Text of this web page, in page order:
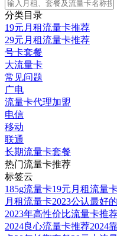
分类目录
19元月租流量卡推荐
29元月租流量卡推荐
号卡套餐
大流量卡
常见问题
广电
流量卡代理加盟
电信
移动
联通
长期流量卡套餐
热门流量卡推荐
标签云
185g流量卡19元月租流量
月租流量卡2023公认最好
2023年高性价比流量卡推
2024良心流量卡推荐2024